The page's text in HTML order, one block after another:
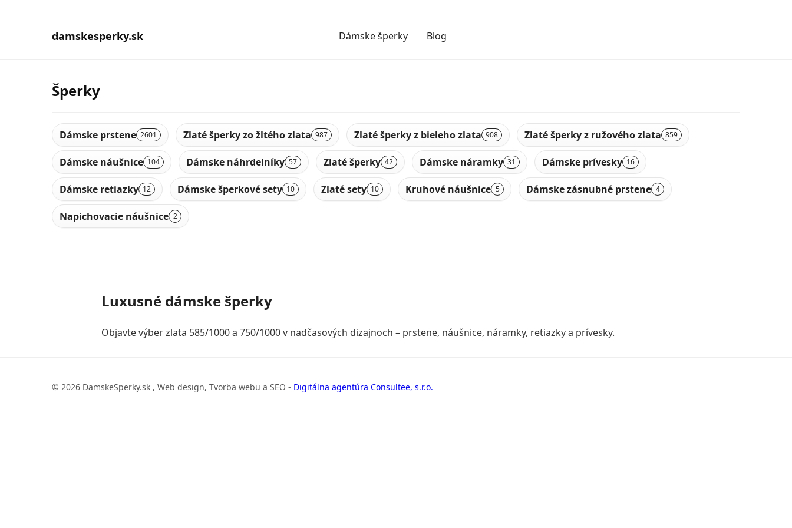
damskesperky.sk Dámske šperky Blog
Šperky
Dámske prstene 2601 Zlaté šperky zo žltého zlata 987 Zlaté šperky z bieleho zlata 908 Zlaté šperky z ružového zlata 859
Dámske náušnice 104 Dámske náhrdelníky 57 Zlaté šperky 42 Dámske náramky 31 Dámske prívesky 16
Dámske retiazky 12 Dámske šperkové sety 10 Zlaté sety 10 Kruhové náušnice 5 Dámske zásnubné prstene 4
Napichovacie náušnice 2
Luxusné dámske šperky
Objavte výber zlata 585/1000 a 750/1000 v nadčasových dizajnoch – prstene, náušnice, náramky, retiazky a prívesky.
© 2026 DamskeSperky.sk , Web design, Tvorba webu a SEO - Digitálna agentúra Consultee, s.r.o.